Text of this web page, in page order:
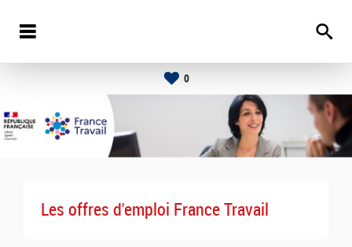
0
Les offres d'emploi France Travail